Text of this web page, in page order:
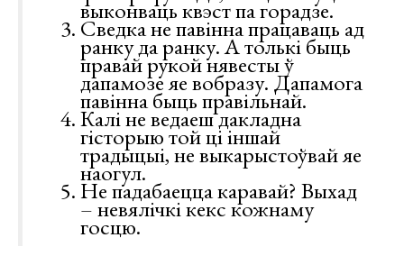
выконваць квэст па горадзе.
Сведка не павінна працаваць ад
ранку да ранку. А толькі быць
правай рукой нявесты ў
дапамозе яе вобразу. Дапамога
павінна быць правільнай.
Калі не ведаеш дакладна
гісторыю той ці іншай
традыцыі, не выкарыстоўвай яе
наогул.
Не падабаецца каравай? Выхад
– невялічкі кекс кожнаму
госцю.